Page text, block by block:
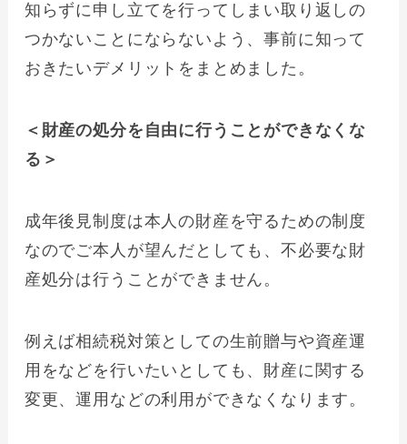
知らずに申し立てを行ってしまい取り返しの
つかないことにならないよう、事前に知って
おきたいデメリットをまとめました。
＜財産の処分を自由に行うことができなくな
る＞
成年後見制度は本人の財産を守るための制度
なのでご本人が望んだとしても、不必要な財
産処分は行うことができません。
例えば相続税対策としての生前贈与や資産運
用をなどを行いたいとしても、財産に関する
変更、運用などの利用ができなくなります。